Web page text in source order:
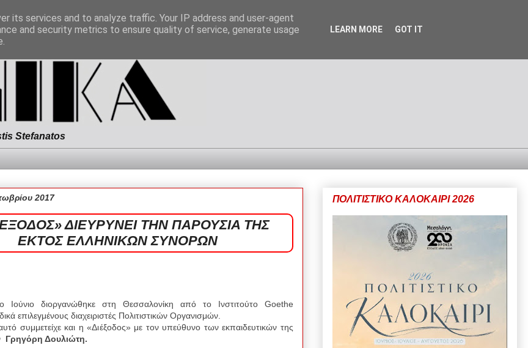
Stefanatos
2017
ΔΙΕΥΡΥΝΕΙ ΤΗΝ ΠΑΡΟΥΣΙΑ ΤΗΣ
ΕΚΤΟΣ ΕΛΛΗΝΙΚΩΝ ΣΥΝΟΡΩΝ
Ιούνιο διοργανώθηκε στη Θεσσαλονίκη από το Ινστιτούτο Goethe
επιλεγμένους διαχειριστές Πολιτιστικών Οργανισμών.
συμμετείχε και η «Διέξοδος» με τον υπεύθυνο των εκπαιδευτικών της
Γρηγόρη Δουλιώτη.
ΠΟΛΙΤΙΣΤΙΚΟ ΚΑΛΟΚΑΙΡΙ 2026
its services and to analyze traffic. Your IP address and user-agent
and security metrics to ensure quality of service, generate usage
LEARN MORE GOT IT